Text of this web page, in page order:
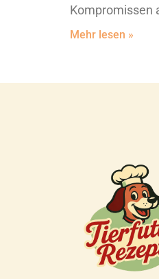
Kompromissen
Mehr lesen »